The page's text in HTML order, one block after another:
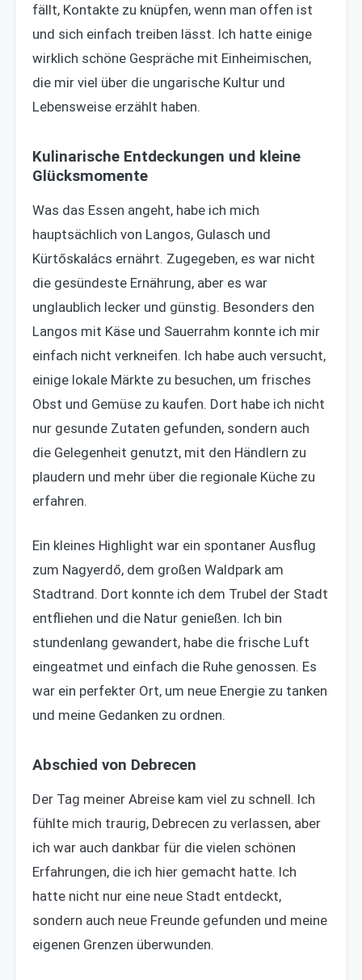
fällt, Kontakte zu knüpfen, wenn man offen ist
und sich einfach treiben lässt. Ich hatte einige
wirklich schöne Gespräche mit Einheimischen,
die mir viel über die ungarische Kultur und
Lebensweise erzählt haben.
Kulinarische Entdeckungen und kleine
Glücksmomente
Was das Essen angeht, habe ich mich
hauptsächlich von Langos, Gulasch und
Kürtőskalács ernährt. Zugegeben, es war nicht
die gesündeste Ernährung, aber es war
unglaublich lecker und günstig. Besonders den
Langos mit Käse und Sauerrahm konnte ich mir
einfach nicht verkneifen. Ich habe auch versucht,
einige lokale Märkte zu besuchen, um frisches
Obst und Gemüse zu kaufen. Dort habe ich nicht
nur gesunde Zutaten gefunden, sondern auch
die Gelegenheit genutzt, mit den Händlern zu
plaudern und mehr über die regionale Küche zu
erfahren.
Ein kleines Highlight war ein spontaner Ausflug
zum Nagyerdő, dem großen Waldpark am
Stadtrand. Dort konnte ich dem Trubel der Stadt
entfliehen und die Natur genießen. Ich bin
stundenlang gewandert, habe die frische Luft
eingeatmet und einfach die Ruhe genossen. Es
war ein perfekter Ort, um neue Energie zu tanken
und meine Gedanken zu ordnen.
Abschied von Debrecen
Der Tag meiner Abreise kam viel zu schnell. Ich
fühlte mich traurig, Debrecen zu verlassen, aber
ich war auch dankbar für die vielen schönen
Erfahrungen, die ich hier gemacht hatte. Ich
hatte nicht nur eine neue Stadt entdeckt,
sondern auch neue Freunde gefunden und meine
eigenen Grenzen überwunden.